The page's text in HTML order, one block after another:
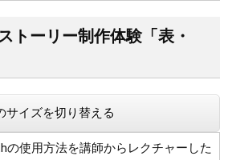
トーリー制作体験「表・
サイズを切り替える
の使用方法を講師からレクチャーした